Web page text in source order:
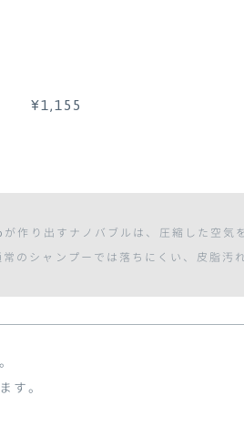
¥1,155
作り出すナノバブルは、圧縮した空気
シャンプーでは落ちにくい、皮脂汚
す。